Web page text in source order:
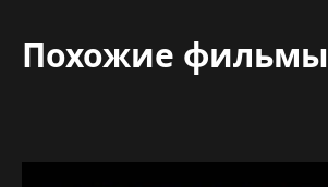
Похожие фильмы